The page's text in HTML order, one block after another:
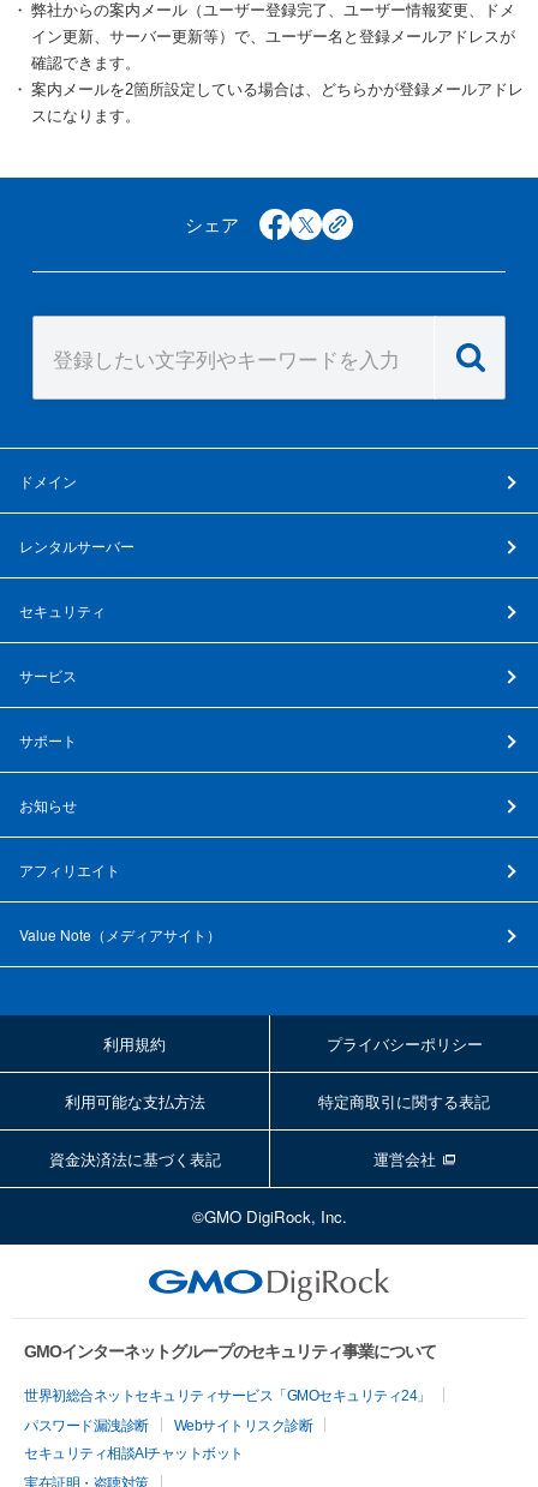
弊社からの案内メール（ユーザー登録完了、ユーザー情報変更、ドメ
イン更新、サーバー更新等）で、ユーザー名と登録メールアドレスが
確認できます。
案内メールを2箇所設定している場合は、どちらかが登録メールアドレ
スになります。
シェア facebook
x copy
ドメイン
レンタルサーバー
セキュリティ
サービス
サポート
お知らせ
アフィリエイト
Value Note（ メディアサイト ）
利用規約 プライバシーポリシー
利用可能な支払方法 特定商取引に関する表記
資金決済法に基づく表記 運営会社
©GMO DigiRock, Inc.
GMOインターネットグループのセキュリティ事業について
世界初総合ネットセキュリティサービス「GMOセキュリティ24」
パスワード漏洩診断
Webサイトリスク診断
セキュリティ相談AIチャットボット
実在証明・盗聴対策